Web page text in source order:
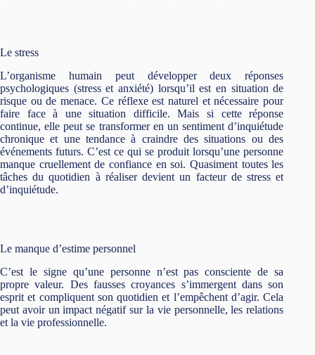
Le stress
L’organisme humain peut développer deux réponses
psychologiques (stress et anxiété) lorsqu’il est en situation de
risque ou de menace. Ce réflexe est naturel et nécessaire pour
faire face à une situation difficile. Mais si cette réponse
continue, elle peut se transformer en un sentiment d’inquiétude
chronique et une tendance à craindre des situations ou des
événements futurs. C’est ce qui se produit lorsqu’une personne
manque cruellement de confiance en soi. Quasiment toutes les
tâches du quotidien à réaliser devient un facteur de stress et
d’inquiétude.
Le manque d’estime personnel
C’est le signe qu’une personne n’est pas consciente de sa
propre valeur. Des fausses croyances s’immergent dans son
esprit et compliquent son quotidien et l’empêchent d’agir. Cela
peut avoir un impact négatif sur la vie personnelle, les relations
et la vie professionnelle.